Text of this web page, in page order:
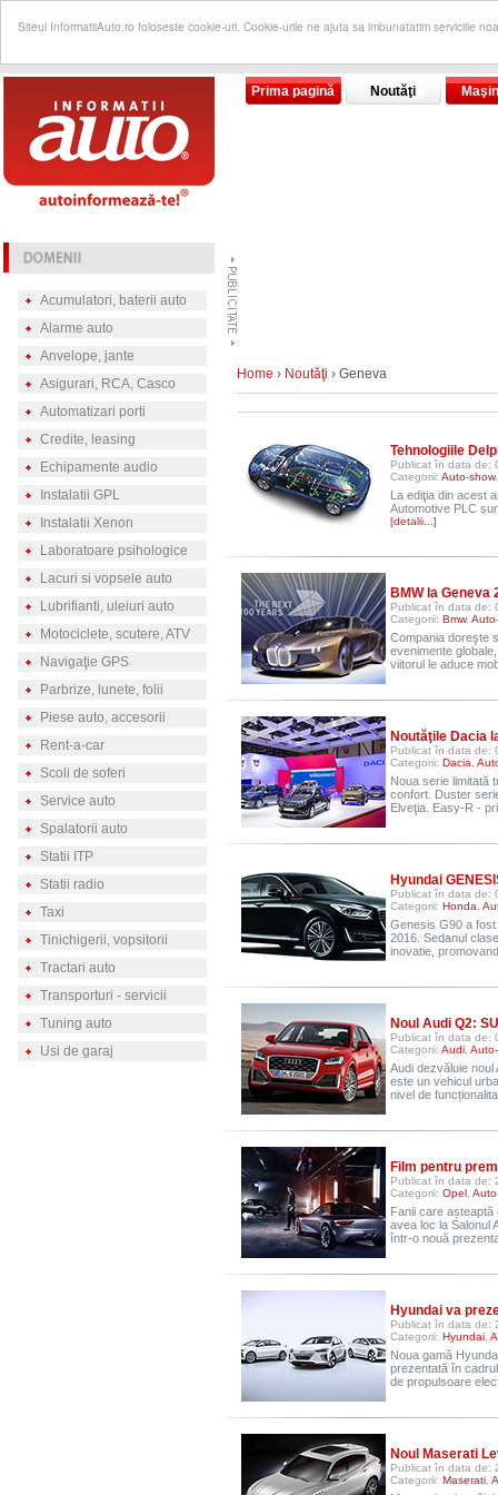
Siteul InformatiiAuto.ro foloseste cookie-uri. Cookie-urile ne ajuta sa imbunatatim serviciile
Prima pagină Noutăţi
Acumulatori, baterii auto
Alarme auto
Anvelope, jante
Asigurari, RCA, Casco
Automatizari porti
Credite, leasing
Echipamente audio
Instalatii GPL
Instalatii Xenon
Laboratoare psihologice
Lacuri si vopsele auto
Lubrifianti, uleiuri auto
Motociclete, scutere, ATV
Navigaţie GPS
Parbrize, lunete, folii
Piese auto, accesorii
Rent-a-car
Scoli de soferi
Service auto
Spalatorii auto
Statii ITP
Statii radio
Taxi
Tinichigerii, vopsitorii
Tractari auto
Transporturi - servicii
Tuning auto
Usi de garaj
Home › Noutăţi › Geneva
Tehnologiile
Publicat în data de:
Categorii: Auto-show
La ediţia din acest
Automotive PLC
[detalii...]
BMW la Geneva
Publicat în data de:
Categorii: Bmw,
Compania doreşte
evenimente
viitorul le aduce
Noutăţile Dacia
Publicat în data de:
Categorii: Dacia
Noua serie limitată
confort. Duster
Elveţia. Easy-R -
Hyundai
Publicat în data de:
Categorii: Honda
Genesis G90 a fost
2016. Sedanul
inovatie,
Noul Audi Q2:
Publicat în data de:
Categorii: Audi
Audi dezvăluie noul
este un vehicul
nivel de
Film pentru
Publicat în data de:
Categorii: Opel
Fanii care
avea loc la Salonul
într-o nouă
Hyundai va
Publicat în data de:
Categorii: Hyundai
Noua gamă
prezentată în
de propulsoare
Noul Maserati
Publicat în data de:
Categorii: Maserati